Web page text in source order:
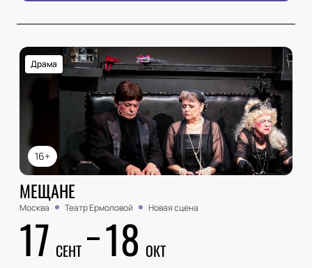
16+
Драма
МЕЩАНЕ
Москва Театр Ермоловой Новая сцена
17 СЕНТ 18 ОКТ